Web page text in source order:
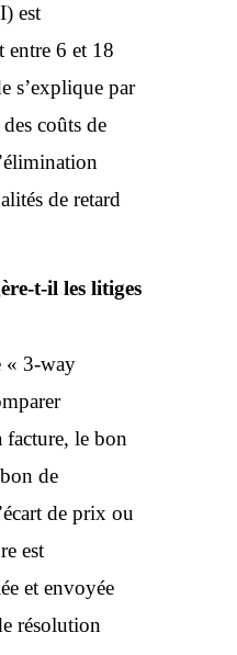
est
entre 6 et 18
s’explique par
coûts de
de retard
t-il les litiges
« 3-way
facture, le bon
de
de prix ou
est
et envoyée
résolution